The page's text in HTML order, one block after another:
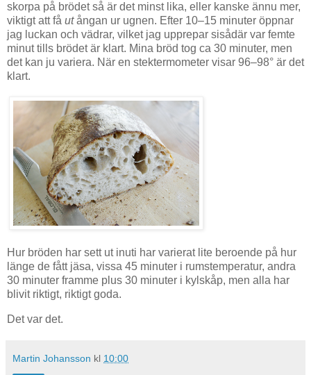
skorpa på brödet så är det minst lika, eller kanske ännu mer,
viktigt att få utångan ur ugnen. Efter 10–15 minuter öppnar
jag luckan och vädrar, vilket jag upprepar sisådär var femte
minut tills brödet är klart. Mina bröd tog ca 30 minuter, men
det kan ju variera. När en stektermometer visar 96–98° är det
klart.
Hur bröden har sett ut inuti har varierat lite beroende på hur
länge de fått jäsa, vissa 45 minuter i rumstemperatur, andra
30 minuter framme plus 30 minuter i kylskåp, men alla har
blivit riktigt, riktigt goda.
Det var det.
Martin Johansson kl 10:00